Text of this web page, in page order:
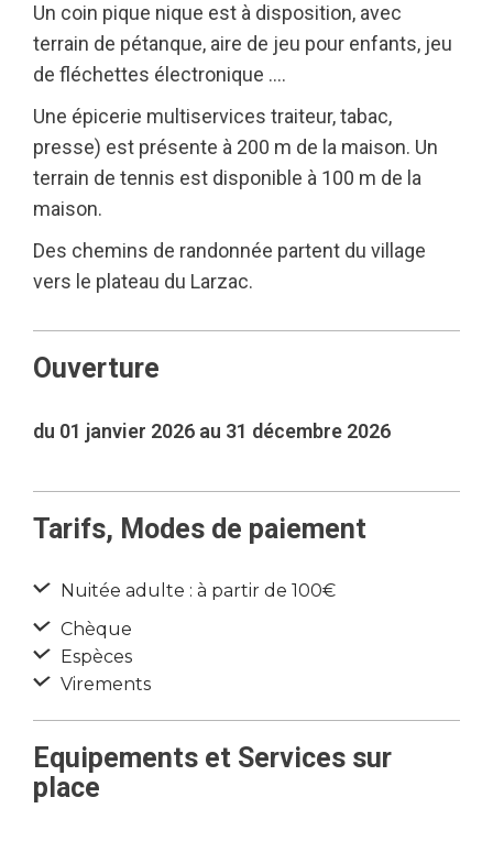
Un coin pique nique est à disposition, avec
terrain de pétanque, aire de jeu pour enfants, jeu
de fléchettes électronique ….
Une épicerie multiservices traiteur, tabac,
presse) est présente à 200 m de la maison. Un
terrain de tennis est disponible à 100 m de la
maison.
Des chemins de randonnée partent du village
vers le plateau du Larzac.
Ouverture
du 01 janvier 2026 au 31 décembre 2026
Tarifs, Modes de paiement
Nuitée adulte : à partir de 100€
Chèque
Espèces
Virements
Equipements et Services sur
place